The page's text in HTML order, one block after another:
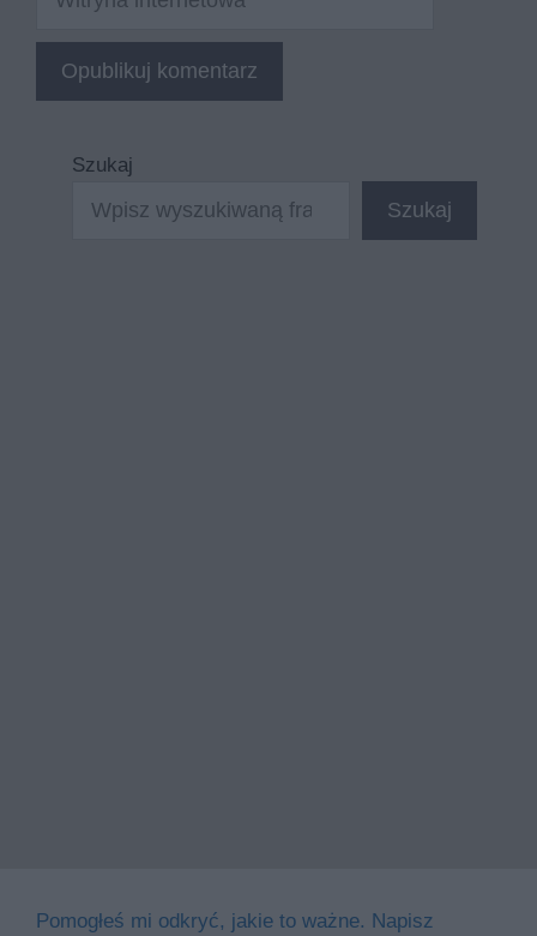
internetowa
Szukaj
Szukaj
Pomogłeś mi odkryć, jakie to ważne. Napisz